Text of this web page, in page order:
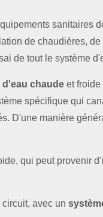
sanitaires
de chaudières, de
de tout le système
chaude et
spécifique qui
D'une manière
qui peut provenir
avec un